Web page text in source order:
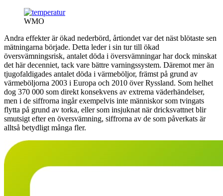
WMO
Andra effekter är ökad nederbörd, årtiondet var det näst blötaste sen
mätningarna började. Detta leder i sin tur till ökad
översvämningsrisk, antalet döda i översvämningar har dock minskat
det här decenniet, tack vare bättre varningssystem. Däremot mer än
tjugofaldigades antalet döda i värmeböljor, främst på grund av
värmeböljorna 2003 i Europa och 2010 över Ryssland. Som helhet
dog 370 000 som direkt konsekvens av extrema väderhändelser,
men i de siffrorna ingår exempelvis inte människor som tvingats
flytta på grund av torka, eller som insjuknat när dricksvattnet blir
smutsigt efter en översvämning, siffrorna av de som påverkats är
alltså betydligt många fler.